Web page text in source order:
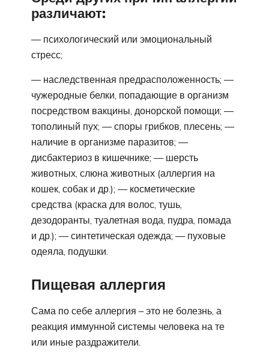
различают:
— психологический или эмоциональный
стресс;
— наследственная предрасположенность; —
чужеродные белки, попадающие в организм
посредством вакцины, донорской помощи; —
тополиный пух; — споры грибков, плесень; —
наличие в организме паразитов; —
дисбактериоз в кишечнике; — шерсть
животных, слюна животных (аллергия на
кошек, собак и др.); — косметические
средства (краска для волос, тушь,
дезодоранты, туалетная вода, пудра, помада
и др.); — синтетическая одежда; — пуховые
одеяла, подушки.
Пищевая аллергия
Сама по себе аллергия – это не болезнь, а
реакция иммунной системы человека на те
или иные раздражители.